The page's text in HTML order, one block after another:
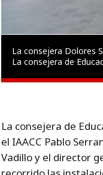
La consejera Dolores
La consejera de
La consejera de
el IAACC Pablo
Vadillo y el director